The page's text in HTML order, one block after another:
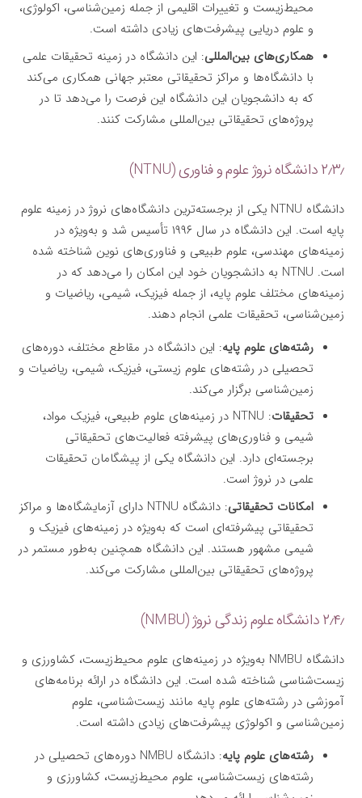
محیط‌زیست و تغییرات اقلیمی از جمله زمین‌شناسی، اکولوژی،
و علوم دریایی پیشرفت‌های زیادی داشته است.
همکاری‌های بین‌المللی: این دانشگاه در زمینه تحقیقات علمی
با دانشگاه‌ها و مراکز تحقیقاتی معتبر جهانی همکاری می‌کند
که به دانشجویان این دانشگاه این فرصت را می‌دهد تا در
پروژه‌های تحقیقاتی بین‌المللی مشارکت کنند.
۲٫۳٫ دانشگاه نروژ علوم و فناوری (NTNU)
دانشگاه NTNU یکی از برجسته‌ترین دانشگاه‌های نروژ در زمینه علوم
پایه است. این دانشگاه در سال ۱۹۹۶ تأسیس شد و به‌ویژه در
زمینه‌های مهندسی، علوم طبیعی و فناوری‌های نوین شناخته شده
است. NTNU به دانشجویان خود این امکان را می‌دهد که در
زمینه‌های مختلف علوم پایه، از جمله فیزیک، شیمی، ریاضیات و
زمین‌شناسی، تحقیقات علمی انجام دهند.
رشته‌های علوم پایه: این دانشگاه در مقاطع مختلف، دوره‌های
تحصیلی در رشته‌های علوم زیستی، فیزیک، شیمی، ریاضیات و
زمین‌شناسی برگزار می‌کند.
تحقیقات
: NTNU در زمینه‌های علوم طبیعی، فیزیک مواد،
شیمی و فناوری‌های پیشرفته فعالیت‌های تحقیقاتی
برجسته‌ای دارد. این دانشگاه یکی از پیشگامان تحقیقات
علمی در نروژ است.
امکانات تحقیقاتی
: دانشگاه NTNU دارای آزمایشگاه‌ها و مراکز
تحقیقاتی پیشرفته‌ای است که به‌ویژه در زمینه‌های فیزیک و
شیمی مشهور هستند. این دانشگاه همچنین به‌طور مستمر در
پروژه‌های تحقیقاتی بین‌المللی مشارکت می‌کند.
۲٫۴٫ دانشگاه علوم زندگی نروژ (NMBU)
دانشگاه NMBU به‌ویژه در زمینه‌های علوم محیط‌زیست، کشاورزی و
زیست‌شناسی شناخته شده است. این دانشگاه در ارائه برنامه‌های
آموزشی در رشته‌های علوم پایه مانند زیست‌شناسی، علوم
زمین‌شناسی و اکولوژی پیشرفت‌های زیادی داشته است.
رشته‌های علوم پایه
: دانشگاه NMBU دوره‌های تحصیلی در
رشته‌های زیست‌شناسی، علوم محیط‌زیست، کشاورزی و